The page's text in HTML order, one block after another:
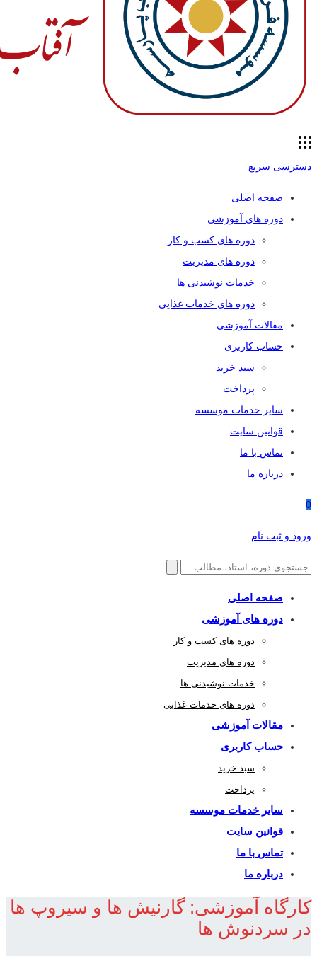
دسترسی سریع
صفحه اصلی
دوره های آموزشی
دوره های کسب و کار
دوره های مدیریت
خدمات نوشیدنی ها
دوره های خدمات غذایی
مقالات آموزشی
حساب کاربری
سبد خرید
پرداخت
سایر خدمات موسسه
قوانین سایت
تماس با ما
درباره ما
0
ورود و ثبت نام
صفحه اصلی
دوره های آموزشی
دوره های کسب و کار
دوره های مدیریت
خدمات نوشیدنی ها
دوره های خدمات غذایی
مقالات آموزشی
حساب کاربری
سبد خرید
پرداخت
سایر خدمات موسسه
قوانین سایت
تماس با ما
درباره ما
کارگاه آموزشی: گارنیش ها و سیروپ ها
در سردنوش ها